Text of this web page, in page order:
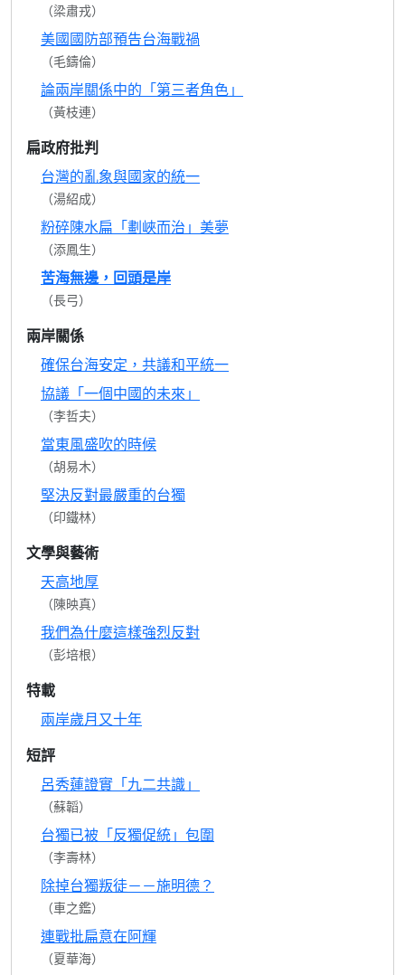
（梁肅戎）
美國國防部預告台海戰禍
（毛鑄倫）
論兩岸關係中的「第三者角色」
（黃枝連）
扁政府批判
台灣的亂象與國家的統一
（湯紹成）
粉碎陳水扁「劃峽而治」美夢
（添鳳生）
苦海無邊，回頭是岸
（長弓）
兩岸關係
確保台海安定，共議和平統一
協議「一個中國的未來」
（李哲夫）
當東風盛吹的時候
（胡易木）
堅決反對最嚴重的台獨
（印鐵林）
文學與藝術
天高地厚
（陳映真）
我們為什麼這樣強烈反對
（彭培根）
特載
兩岸歲月又十年
短評
呂秀蓮證實「九二共識」
（蘇韜）
台獨已被「反獨促統」包圍
（李壽林）
除掉台獨叛徒－－施明德？
（車之鑑）
連戰批扁意在阿輝
（夏華海）